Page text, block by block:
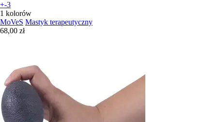
+-3
1 kolorów
MoVeS Mastyk terapeutyczny
68,00 zł